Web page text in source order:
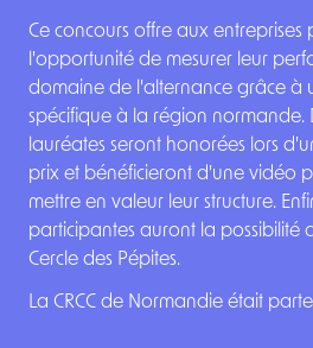
Ce concours offre aux entreprises
l'opportunité de mesurer leur
domaine de l'alternance grâce à
spécifique à la région normande.
lauréates seront honorées lors
prix et bénéficieront d'une vidéo
mettre en valeur leur structure.
participantes auront la possibilité
Cercle des Pépites.
La CRCC de Normandie était